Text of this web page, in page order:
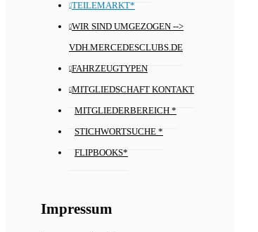
TEILEMARKT*
WIR SIND UMGEZOGEN -->
VDH.MERCEDESCLUBS.DE
FAHRZEUGTYPEN
MITGLIEDSCHAFT KONTAKT
MITGLIEDERBEREICH *
STICHWORTSUCHE *
FLIPBOOKS*
Impressum